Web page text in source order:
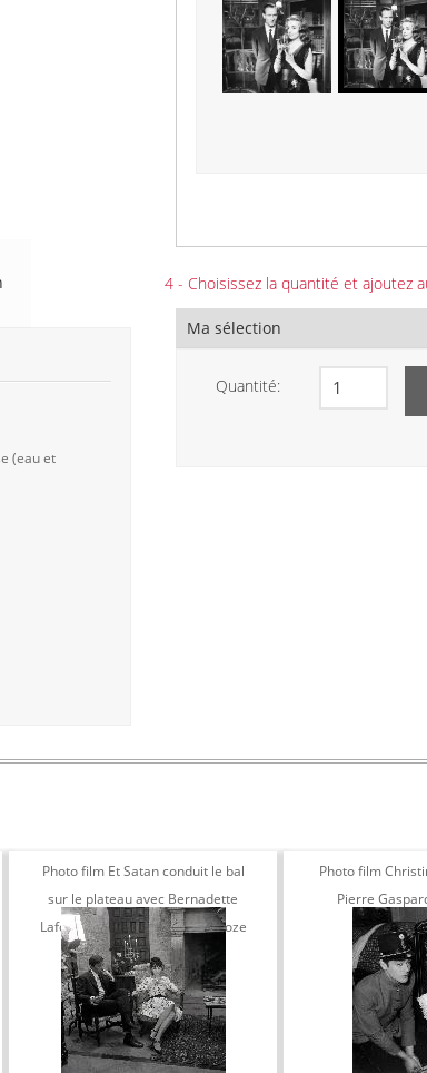
(eau et
4 - Choisissez la quantité et ajoutez
Ma sélection
Quantité:
Photo film Et Satan conduit le bal
sur le plateau avec Bernadette
Lafont et Jacques Doniol-Valcroze
Photo film
Pierre